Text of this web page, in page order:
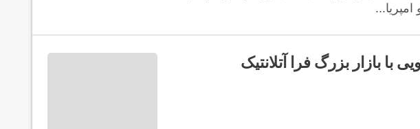
با بازار بزرگ فرا آتلانتیک